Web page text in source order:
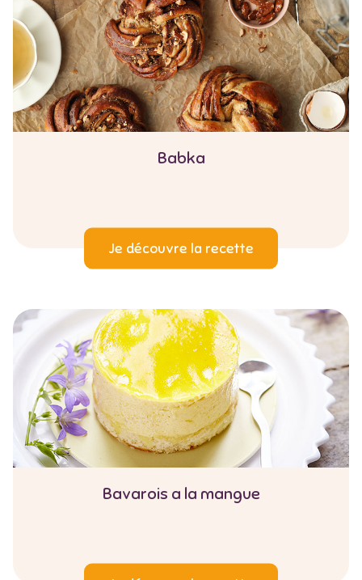
Babka
Je découvre la recette
Bavarois a la mangue